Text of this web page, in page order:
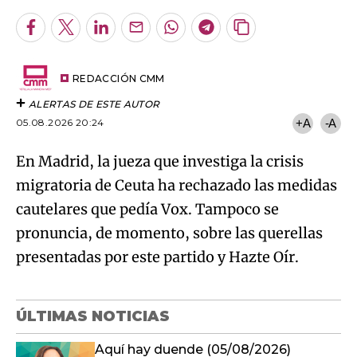
Facebook
TwitterLinkedInEnviarWhatsapp
Telegram
Copiar
REDACCIÓN CMM
ALERTAS DE ESTE AUTOR
05.08.2026 20:24
+A -A
En Madrid, la jueza que investiga la crisis
migratoria de Ceuta ha rechazado las medidas
cautelares que pedía Vox. Tampoco se
pronuncia, de momento, sobre las querellas
presentadas por este partido y Hazte Oír.
ÚLTIMAS NOTICIAS
Aquí hay duende (05/08/2026)